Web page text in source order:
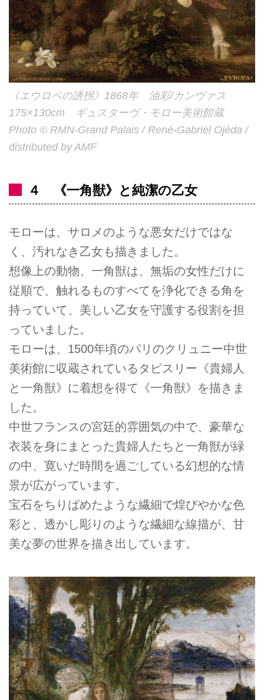
《エウロペの誘拐》1868年 油彩/カンヴァス
175×130cm ギュスターヴ・モロー美術館蔵
Photo © RMN-Grand Palais / René-Gabriel Ojéda /
distributed by AMF
４ 《一角獣》と純潔の乙女
モローは、サロメのような悪女だけではな
く、汚れなき乙女も描きました。
想像上の動物、一角獣は、無垢の女性だけに
従順で、触れるものすべてを浄化できる角を
持っていて、美しい乙女を守護する役割を担
っていました。
モローは、1500年頃のパリのクリュニー中世
美術館に収蔵されているタピスリー《貴婦人
と一角獣》に着想を得て《一角獣》を描きま
した。
中世フランスの宮廷的雰囲気の中で、豪華な
衣装を身にまとった貴婦人たちと一角獣が緑
の中、寛いだ時間を過ごしている幻想的な情
景が広がっています。
宝石をちりばめたような繊細で煌びやかな色
彩と、透かし彫りのような繊細な線描が、甘
美な夢の世界を描き出しています。